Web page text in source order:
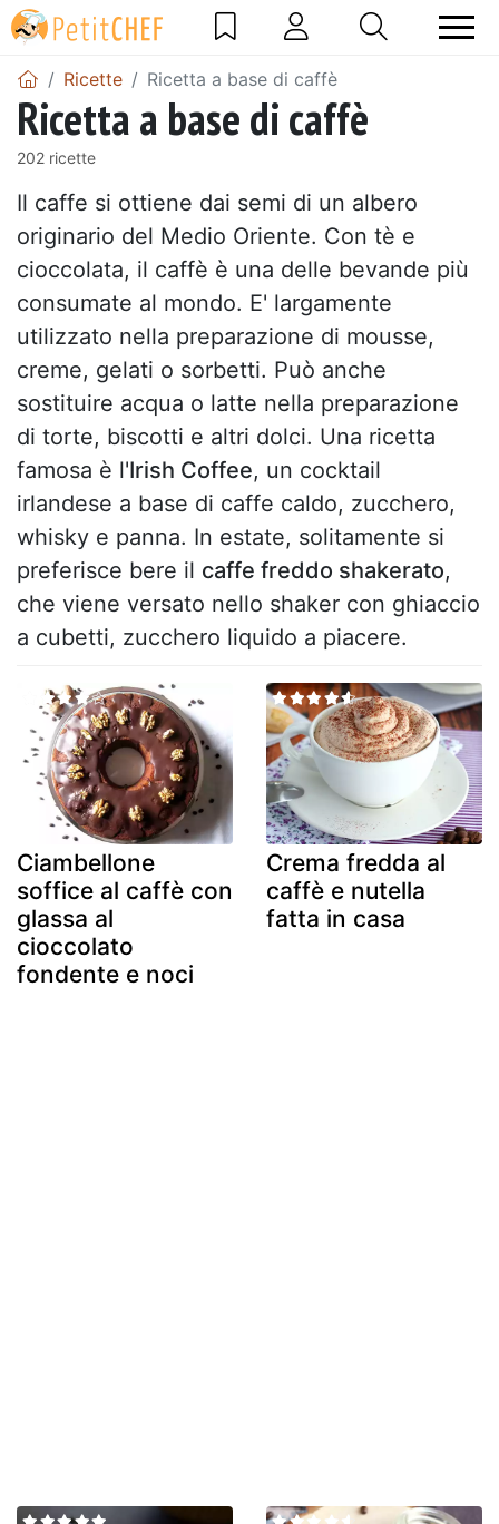
Ricette Ricetta a base di caffè
Ricetta a base di caffè
202 ricette
Il caffe si ottiene dai semi di un albero
originario del Medio Oriente. Con tè e
cioccolata, il caffè è una delle bevande più
consumate al mondo. E' largamente
utilizzato nella preparazione di mousse,
creme, gelati o sorbetti. Può anche
sostituire acqua o latte nella preparazione
di torte, biscotti e altri dolci. Una ricetta
famosa è l'Irish Coffee, un cocktail
irlandese a base di caffe caldo, zucchero,
whisky e panna. In estate, solitamente si
preferisce bere il caffe freddo shakerato,
che viene versato nello shaker con ghiaccio
a cubetti, zucchero liquido a piacere.
Ciambellone
soffice al caffè con
glassa al
cioccolato
fondente e noci
Crema fredda al
caffè e nutella
fatta in casa